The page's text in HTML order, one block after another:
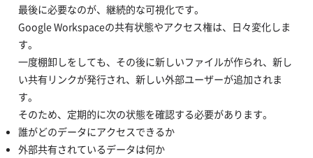
最後に必要なのが、継続的な可視化です。
Google Workspaceの共有状態やアクセス権は、日々変化しま
す。
一度棚卸しをしても、その後に新しいファイルが作られ、新し
い共有リンクが発行され、新しい外部ユーザーが追加されま
す。
そのため、定期的に次の状態を確認する必要があります。
誰がどのデータにアクセスできるか
外部共有されているデータは何か